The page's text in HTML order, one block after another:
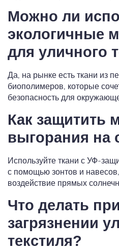
Можно ли
экологичные
для уличного
Да, на рынке есть ткани из
биополимеров, которые
безопасность для
Как защитить
выгорания на
Используйте ткани с УФ-
с помощью зонтов и
воздействие прямых
Что делать
загрязнении
текстиля?